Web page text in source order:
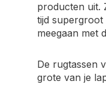
producten uit.
tijd supergroot
meegaan met
De rugtassen
grote van je